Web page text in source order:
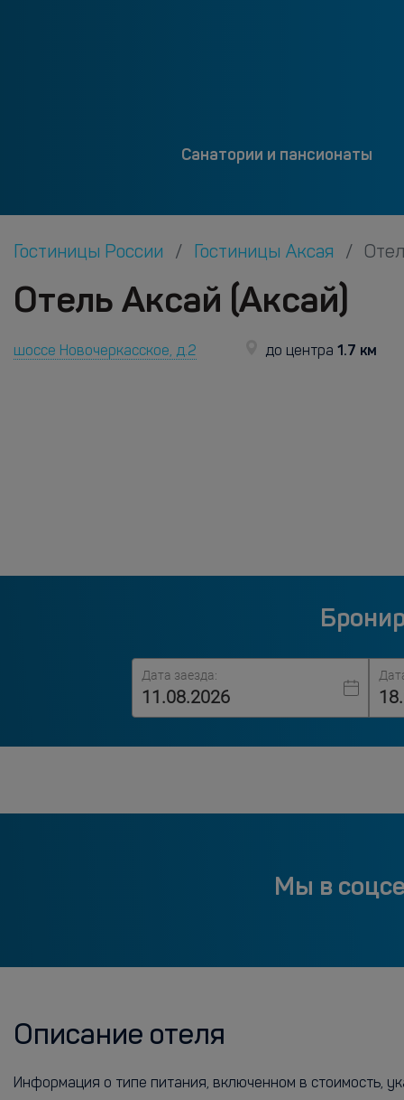
Санатории и пансионаты
Гостиницы России Гостиницы Аксая
Отель Аксай (Аксай)
шоссе Новочеркасское, д.2 до центра 1.7 км
Дата заезда:
Мы в
Описание отеля
Информация о типе питания, включенном в стоимость,